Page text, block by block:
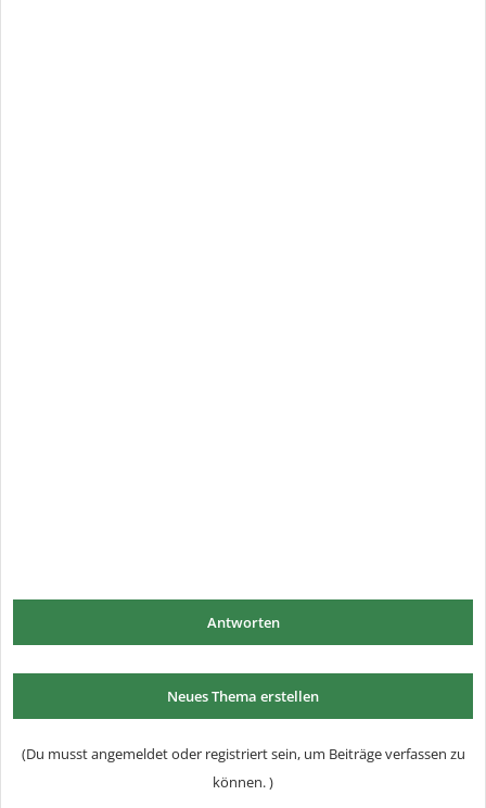
Antworten
Neues Thema erstellen
(Du musst angemeldet oder registriert sein, um Beiträge verfassen zu
können. )